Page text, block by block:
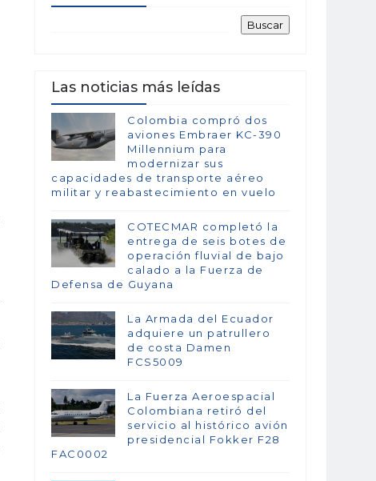
Las noticias más leídas
Colombia compró dos
aviones Embraer KC-390
Millennium para
modernizar sus
capacidades de transporte aéreo
militar y reabastecimiento en vuelo
COTECMAR completó la
entrega de seis botes de
operación fluvial de bajo
calado a la Fuerza de
Defensa de Guyana
La Armada del Ecuador
adquiere un patrullero
de costa Damen
FCS5009
La Fuerza Aeroespacial
Colombiana retiró del
servicio al histórico avión
presidencial Fokker F28
FAC0002